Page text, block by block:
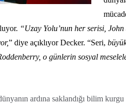
“Uzay Yolu’nun her serisi ,
” diye açıklıyor Decker. “Seri,
o günlerin sosyal
ardına saklandığı bilim